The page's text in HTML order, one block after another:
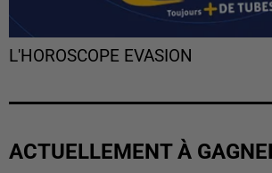
L'HOROSCOPE EVASION
ACTUELLEMENT À